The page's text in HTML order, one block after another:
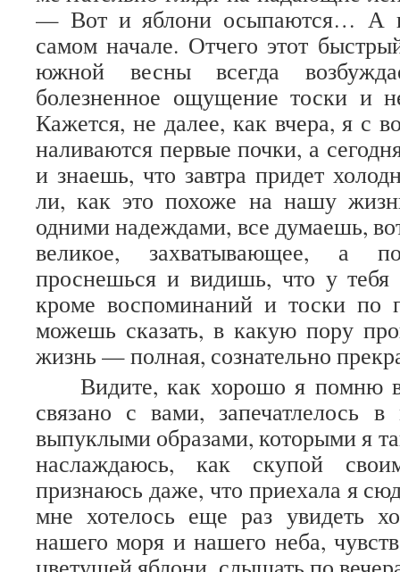
— Вот и яблони осыпаются… А
самом начале. Отчего этот
южной весны всегда
болезненное ощущение тоски и
Кажется, не далее, как вчера, я с
наливаются первые почки, а
и знаешь, что завтра придет
ли, как это похоже на нашу
одними надеждами, все думаешь,
великое, захватывающее, а
проснешься и видишь, что у тебя
кроме воспоминаний и тоски
можешь сказать, в какую пору
жизнь — полная, сознательно
Видите, как хорошо я помню
связано с вами, запечатлелось
выпуклыми образами, которыми я
наслаждаюсь, как скупой
признаюсь даже, что приехала я
мне хотелось еще раз увидеть
нашего моря и нашего неба,